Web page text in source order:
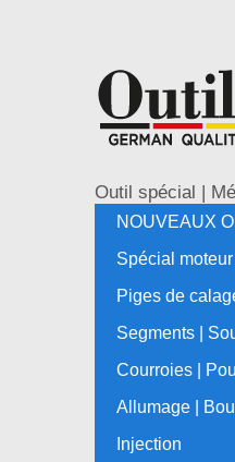
Outil spécial |
NOUVEAUX
Spécial moteur
Piges de
Segments |
Courroies |
Allumage |
Injection